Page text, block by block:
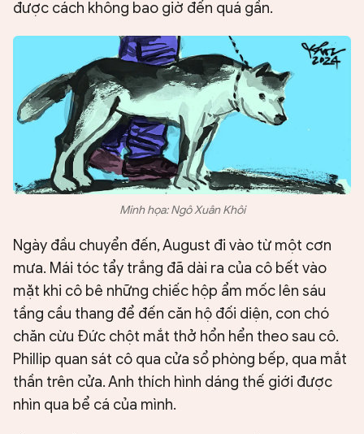
được cách không bao giờ đến quá gần.
Minh họa: Ngô Xuân Khôi
Ngày đầu chuyển đến, August đi vào từ một cơn
mưa. Mái tóc tẩy trắng đã dài ra của cô bết vào
mặt khi cô bê những chiếc hộp ẩm mốc lên sáu
tầng cầu thang để đến căn hộ đối diện, con chó
chăn cừu Đức chột mắt thở hổn hển theo sau cô.
Phillip quan sát cô qua cửa sổ phòng bếp, qua mắt
thần trên cửa. Anh thích hình dáng thế giới được
nhìn qua bể cá của mình.